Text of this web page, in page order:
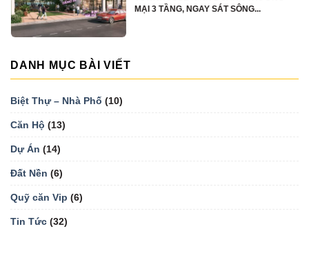
MẠI 3 TẦNG, NGAY SÁT SÔNG...
DANH MỤC BÀI VIẾT
Biệt Thự – Nhà Phố (10)
Căn Hộ (13)
Dự Án (14)
Đất Nền (6)
Quỹ căn Vip (6)
Tin Tức (32)